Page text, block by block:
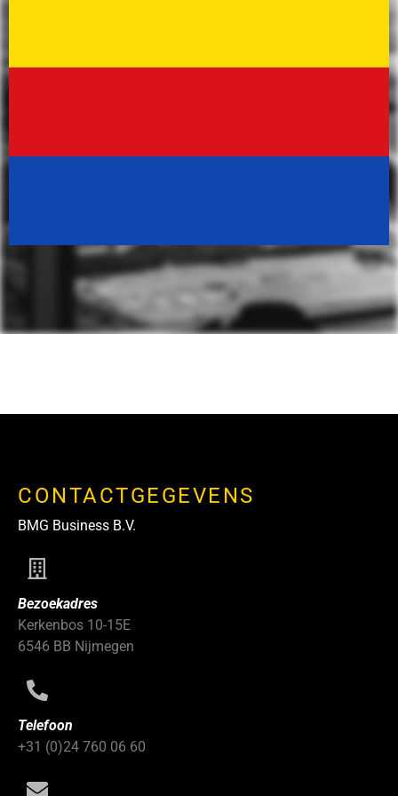
CONTACTGEGEVENS
BMG Business B.V.
Bezoekadres
Kerkenbos 10-15E
6546 BB Nijmegen
Telefoon
+31 (0)24 760 06 60